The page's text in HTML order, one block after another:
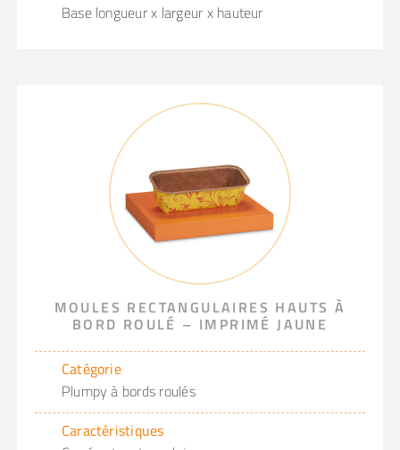
Base longueur x largeur x hauteur
MOULES RECTANGULAIRES HAUTS À
BORD ROULÉ – IMPRIMÉ JAUNE
Catégorie
Plumpy à bords roulés
Caractéristiques